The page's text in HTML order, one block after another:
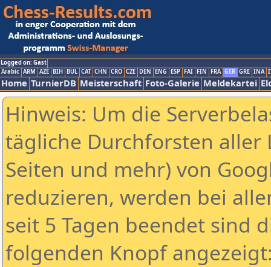
Logged on: Gast
Arabic ARM AZE BIH BUL CAT CHN CRO CZE DEN ENG ESP FAI FIN FRA GER GRE INA
Home TurnierDB Meisterschaft Foto-Galerie Meldekartei
Hinweis: Um die
tägliche Durchforsten aller
Seiten und mehr) von
reduzieren, werden bei
seit 5 Tagen beendet sind
folgenden Knopf